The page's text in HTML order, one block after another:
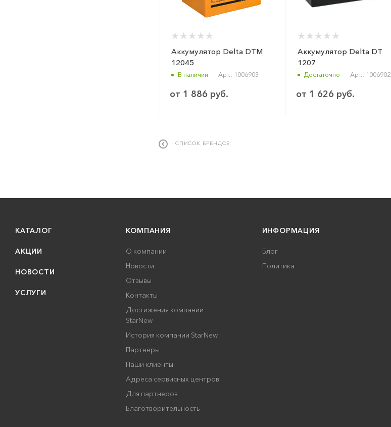
Аккумулятор Delta DTM
12045
В наличии Арт.: 1006903
от 1 886 руб.
Аккумулятор Delta DT
1207
Достаточно Арт.: 1006902
от 1 626 руб.
СПИСОК БРЕНДОВ
КАТАЛОГ
АКЦИИ
НОВОСТИ
УСЛУГИ
КОМПАНИЯ
О компании
Новости
Отзывы
Контакты
Достижения компании
StarNew
История компании StarNew
Партнеры
Наши клиенты
Адреса сервисных центров
Для партнеров
Благотворительность
ИНФОРМАЦИЯ
Блог
Политика